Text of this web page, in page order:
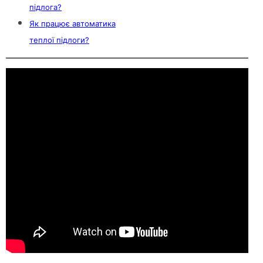
підлога?
Як працює автоматика
теплої підлоги?